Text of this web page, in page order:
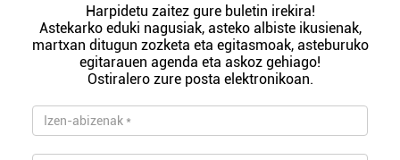
Harpidetu zaitez gure buletin irekira!
Astekarko eduki nagusiak, asteko albiste ikusienak,
martxan ditugun zozketa eta egitasmoak, asteburuko
egitarauen agenda eta askoz gehiago!
Ostiralero zure posta elektronikoan.